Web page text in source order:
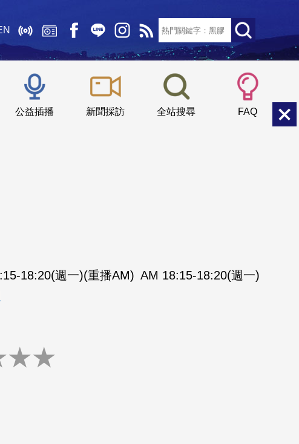
公益插播 新聞採訪 全站搜尋 FAQ
小 中
18:20(週一)(重播AM) AM 18:15-18:20(週一)
★★